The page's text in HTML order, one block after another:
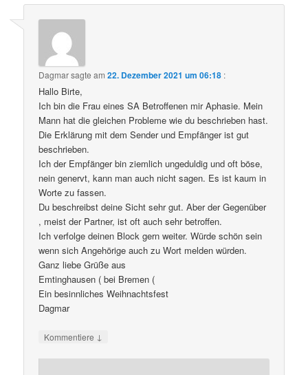
Dagmarsagte am22. Dezember 2021 um 06:18 :
Hallo Birte,
Ich bin die Frau eines SA Betroffenen mir Aphasie. Mein
Mann hat die gleichen Probleme wie du beschrieben hast.
Die Erklärung mit dem Sender und Empfänger ist gut
beschrieben.
Ich der Empfänger bin ziemlich ungeduldig und oft böse,
nein genervt, kann man auch nicht sagen. Es ist kaum in
Worte zu fassen.
Du beschreibst deine Sicht sehr gut. Aber der Gegenüber
, meist der Partner, ist oft auch sehr betroffen.
Ich verfolge deinen Block gern weiter. Würde schön sein
wenn sich Angehörige auch zu Wort melden würden.
Ganz liebe Grüße aus
Emtinghausen ( bei Bremen (
Ein besinnliches Weihnachtsfest
Dagmar
Kommentiere ↓